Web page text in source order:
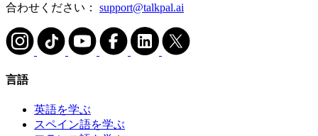
合わせください： support@talkpal.ai
言語
英語を学ぶ
スペイン語を学ぶ